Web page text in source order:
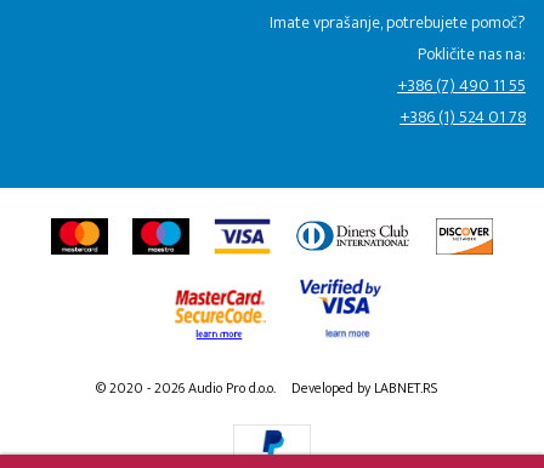
Imate vprašanje, potrebujete pomoč?
Pokličite nas na:
+386 (7) 490 11 55
+386 (1) 524 01 78
© 2020 - 2026 Audio Pro d.o.o. Developed by LABNET.RS